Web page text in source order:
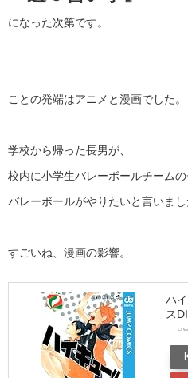
になった次第です。
ことの発端はアニメと漫画でした。
学校から帰った長男が、
校内に小学生バレーボールチームの
バレーボールがやりたいと言いまし
すごいね、漫画の影響。
ハ
ス